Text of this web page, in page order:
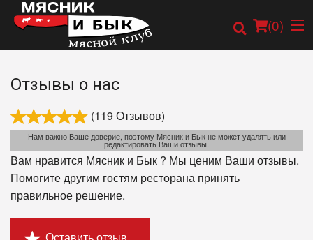
(0)
Заказать онлайн
Карта
Меню
Отзывы о нас
(119 Отзывов)
Нам важно Ваше доверие, поэтому Мясник и Бык не может удалять или
редактировать Ваши отзывы.
Вам нравится Мясник и Бык ? Мы ценим Ваши отзывы.
Помогите другим гостям ресторана принять
правильное решение.